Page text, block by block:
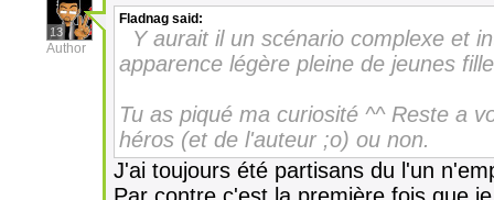
13
Author
Fladnag said:
Y aurait il un scénario complexe et
apparence légère pleine de jeunes
Tu as piqué ma curiosité ^^ Reste a
héros (et de l'auteur ;o) ou non.
J'ai toujours été partisans du l'un